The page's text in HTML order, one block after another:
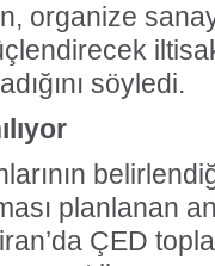
organize
söyledi.
planlanan
ÇED